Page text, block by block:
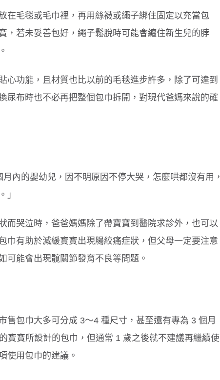
在毛毯或毛巾裡，再用絲襪或繩子綁住固定以充當包
，若未妥善包好，繩子鬆脫時可能會纏住新生兒的脖
心功能，且材質也比以前的毛毯進步許多，除了可達到
尿布時也不必再把整個包巾拆開，對現代爸媽來說的確
內的嬰幼兒，因不明原因不停大哭，怎麼哄都沒有用，
」
而哭泣時，爸爸媽媽除了帶寶寶到醫院求診外，也可以
巾有助於減緩寶寶出現腸絞痛症狀，但父母一定要注意
可能會出現髖關節發育不良等問題。
售包巾大多可分成 3～4 種尺寸，甚至還有專為 3 個月
寶寶所設計的包巾，但通常 1 歲之後就不建議再繼續使
使用包巾的建議。
原因